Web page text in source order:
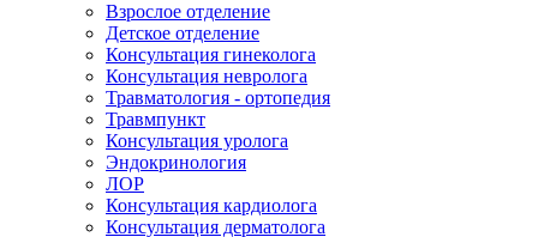
Взрослое отделение
Детское отделение
Консультация гинеколога
Консультация невролога
Травматология - ортопедия
Травмпункт
Консультация уролога
Эндокринология
ЛОР
Консультация кардиолога
Консультация дерматолога